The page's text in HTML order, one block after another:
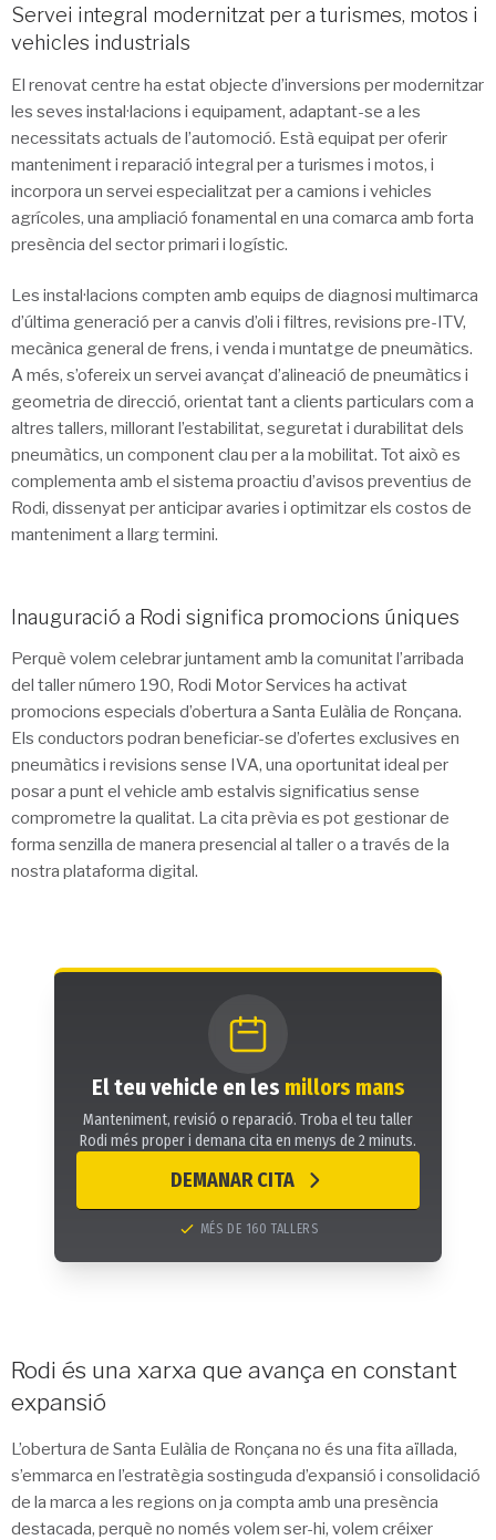
Servei integral modernitzat per a turismes, motos i
vehicles industrials
El renovat centre ha estat objecte d’inversions per modernitzar
les seves instal·lacions i equipament, adaptant-se a les
necessitats actuals de l’automoció. Està equipat per oferir
manteniment i reparació integral per a turismes i motos, i
incorpora un servei especialitzat per a camions i vehicles
agrícoles, una ampliació fonamental en una comarca amb forta
presència del sector primari i logístic.
Les instal·lacions compten amb equips de diagnosi multimarca
d’última generació per a canvis d’oli i filtres, revisions pre-ITV,
mecànica general de frens, i venda i muntatge de pneumàtics.
A més, s’ofereix un servei avançat d’alineació de pneumàtics i
geometria de direcció, orientat tant a clients particulars com a
altres tallers, millorant l’estabilitat, seguretat i durabilitat dels
pneumàtics, un component clau per a la mobilitat. Tot això es
complementa amb el sistema proactiu d’avisos preventius de
Rodi, dissenyat per anticipar avaries i optimitzar els costos de
manteniment a llarg termini.
Inauguració a Rodi significa promocions úniques
Perquè volem celebrar juntament amb la comunitat l’arribada
del taller número 190, Rodi Motor Services ha activat
promocions especials d’obertura a Santa Eulàlia de Ronçana.
Els conductors podran beneficiar-se d’ofertes exclusives en
pneumàtics i revisions sense IVA, una oportunitat ideal per
posar a punt el vehicle amb estalvis significatius sense
comprometre la qualitat. La cita prèvia es pot gestionar de
forma senzilla de manera presencial al taller o a través de la
nostra plataforma digital.
El teu vehicle en les millors mans
Manteniment, revisió o reparació. Troba el teu taller
Rodi més proper i demana cita en menys de 2 minuts.
DEMANAR CITA
MÉS DE 160 TALLERS
Rodi és una xarxa que avança en constant
expansió
L’obertura de Santa Eulàlia de Ronçana no és una fita aïllada,
s’emmarca en l’estratègia sostinguda d’expansió i consolidació
de la marca a les regions on ja compta amb una presència
destacada, perquè no només volem ser-hi, volem créixer